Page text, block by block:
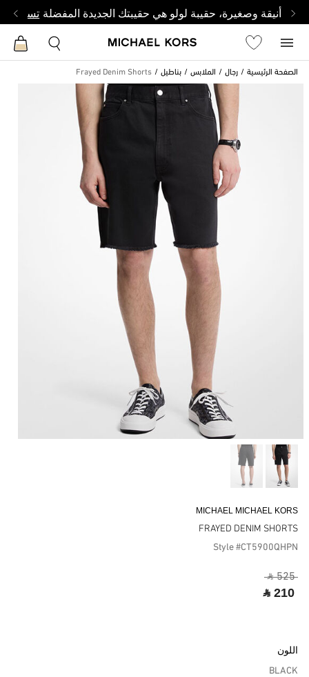
أنيقة وصغيرة، حقيبة لولو هي حقيبتك الجديدة المفضلة تسوق
الصفحة الرئيسية رجال الملابس بناطيل Frayed Denim Shorts
MICHAEL MICHAEL KORS
FRAYED DENIM SHORTS
Style #CT5900QHPN
‎ ⃁ 525 ‎
‎ ⃁ 210 ‎
اللون
BLACK